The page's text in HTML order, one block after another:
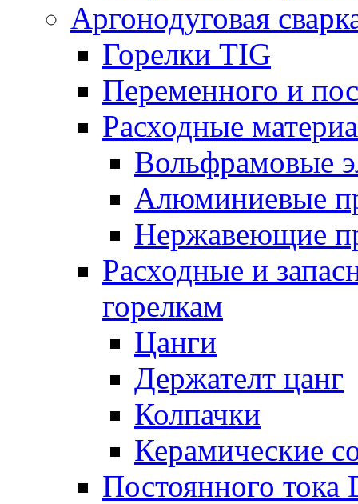
Аргонодуговая
Горелки TIG
Переменного и
Расходные
Вольфрамовые
Алюминиевые
Нержавеющие
Расходные и
горелкам
Цанги
Держателт цанг
Колпачки
Керамические
Постоянного тока